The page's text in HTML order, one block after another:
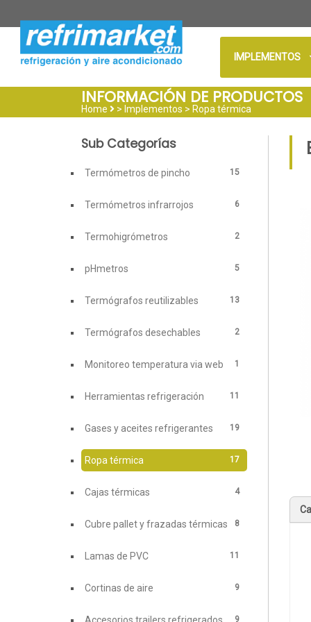
IMPLEMENTOS
INFORMACIÓN DE PRODUCTOS
Home > Implementos > Ropa térmica
Sub Categorías
Termómetros de pincho 15
Termómetros infrarrojos 6
Termohigrómetros 2
pHmetros 5
Termógrafos reutilizables 13
Termógrafos desechables 2
Monitoreo temperatura via web 1
Herramientas refrigeración 11
Gases y aceites refrigerantes 19
Ropa térmica 17
Cajas térmicas 4
Cubre pallet y frazadas térmicas 8
Lamas de PVC 11
Cortinas de aire 9
Accesorios trailers refrigerados 9